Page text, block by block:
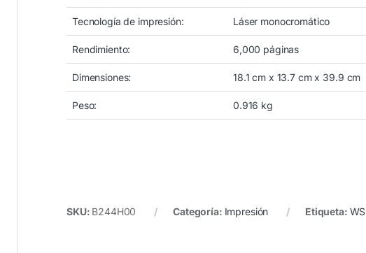
Tecnología de impresión: Láser monocromático
Rendimiento: 6,000 páginas
Dimensiones: 18.1 cm x 13.7 cm x 39.9 cm
Peso: 0.916 kg
SKU: B244H00 Categoría: Impresión Etiqueta: WS